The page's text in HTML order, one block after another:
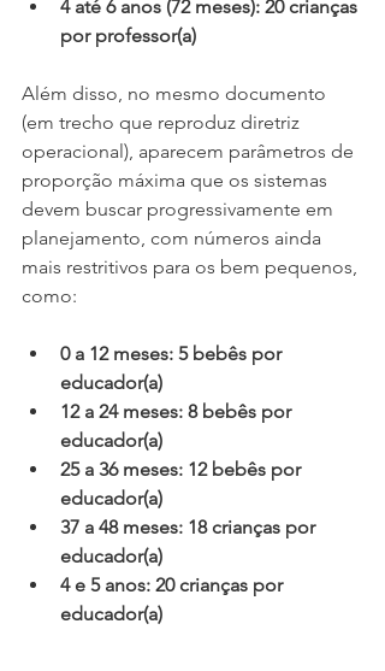
4 até 6 anos (72 meses): 20 crianças
por professor(a)
Além disso, no mesmo documento
(em trecho que reproduz diretriz
operacional), aparecem parâmetros de
proporção máxima que os sistemas
devem buscar progressivamente em
planejamento, com números ainda
mais restritivos para os bem pequenos,
como:
0 a 12 meses: 5 bebês por
educador(a)
12 a 24 meses: 8 bebês por
educador(a)
25 a 36 meses: 12 bebês por
educador(a)
37 a 48 meses: 18 crianças por
educador(a)
4 e 5 anos: 20 crianças por
educador(a)